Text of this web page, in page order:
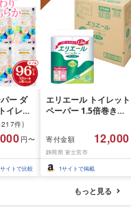
ー ダ
イレッ
件)
円〜
サイトで比較
エリエール トイレット
ペーパー 1.5倍巻き
×4パック) ダブル パル
100% リラックス感の
る香り [EC限定 正規段
ース] [ハーフケース]
寄付金額 12,000
静岡県 富士宮市
1サイトで掲載
もっと見る